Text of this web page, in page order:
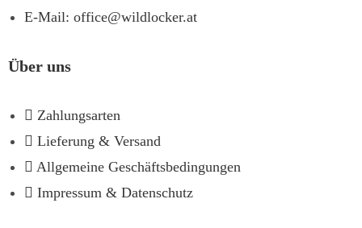
E-Mail: office@wildlocker.at
Über uns
Zahlungsarten
Lieferung & Versand
Allgemeine Geschäftsbedingungen
Impressum & Datenschutz